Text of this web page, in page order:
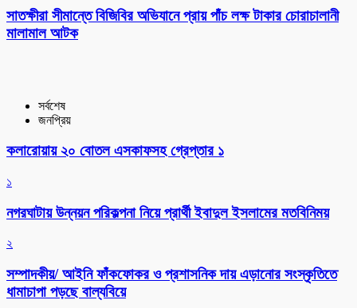
সাতক্ষীরা সীমান্তে বিজিবির অভিযানে প্রায় পাঁচ লক্ষ টাকার চোরাচালানী
মালামাল আটক
সর্বশেষ
জনপ্রিয়
কলারোয়ায় ২০ বোতল এসকাফসহ গ্রেপ্তার ১
১
নগরঘাটায় উন্নয়ন পরিকল্পনা নিয়ে প্রার্থী ইবাদুল ইসলামের মতবিনিময়
২
সম্পাদকীয়/ আইনি ফাঁকফোকর ও প্রশাসনিক দায় এড়ানোর সংস্কৃতিতে
ধামাচাপা পড়ছে বাল্যবিয়ে